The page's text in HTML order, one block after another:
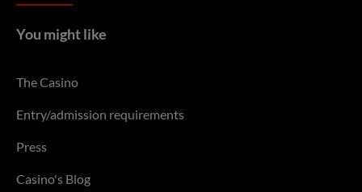
You might like
The Casino
Entry/admission requirements
Press
Casino's Blog